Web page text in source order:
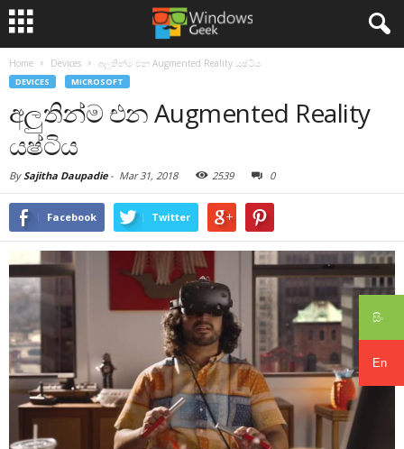
සිං
En
Home Devices අලුතින්ම එන Augmented Reality යෂ්ටිය
DEVICES MICROSOFT
අලුතින්ම එන Augmented Reality
යෂ්ටිය
BySajitha Daupadie- Mar 31, 2018 2539 0
Facebook Twitter